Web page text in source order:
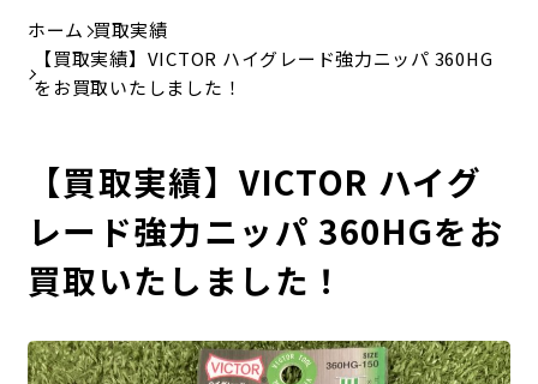
ホーム 買取実績
【買取実績】VICTOR ハイグレード強力ニッパ 360HG
をお買取いたしました！
【買取実績】VICTOR ハイグ
レード強力ニッパ 360HGをお
買取いたしました！